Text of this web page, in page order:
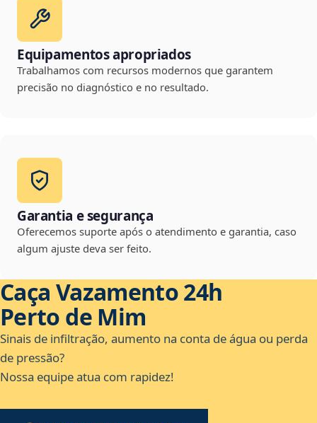
Equipamentos apropriados
Trabalhamos com recursos modernos que garantem
precisão no diagnóstico e no resultado.
Garantia e segurança
Oferecemos suporte após o atendimento e garantia, caso
algum ajuste deva ser feito.
Caça Vazamento 24h
Perto de Mim
Sinais de infiltração, aumento na conta de água ou perda
de pressão?
Nossa equipe atua com rapidez!